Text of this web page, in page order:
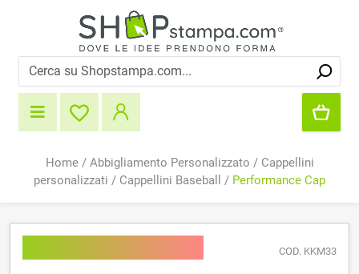
Home/ Abbigliamento Personalizzato / Cappellini
personalizzati / Cappellini Baseball / Performance Cap
COD. KKM33